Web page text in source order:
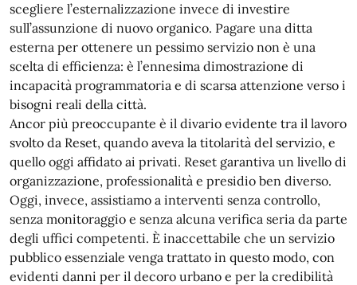
scegliere l’esternalizzazione invece di investire
sull’assunzione di nuovo organico. Pagare una ditta
esterna per ottenere un pessimo servizio non è una
scelta di efficienza: è l’ennesima dimostrazione di
incapacità programmatoria e di scarsa attenzione verso i
bisogni reali della città.
Ancor più preoccupante è il divario evidente tra il lavoro
svolto da Reset, quando aveva la titolarità del servizio, e
quello oggi affidato ai privati. Reset garantiva un livello di
organizzazione, professionalità e presidio ben diverso.
Oggi, invece, assistiamo a interventi senza controllo,
senza monitoraggio e senza alcuna verifica seria da parte
degli uffici competenti. È inaccettabile che un servizio
pubblico essenziale venga trattato in questo modo, con
evidenti danni per il decoro urbano e per la credibilità